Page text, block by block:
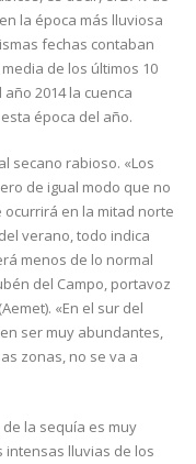
la época más lluviosa
fechas contaban
de los últimos 10
2014 la cuenca
época del año.
secano rabioso. «Los
de igual modo que no
en la mitad norte
verano, todo indica
menos de lo normal
del Campo, portavoz
«En el sur del
ser muy abundantes,
zonas, no se va a
la sequía es muy
intensas lluvias de los